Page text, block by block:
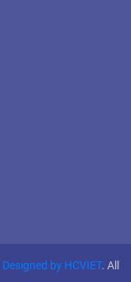
Designed by HCVIET. All